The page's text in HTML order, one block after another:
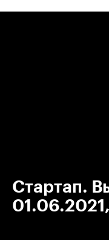
Стартап.
01.06.2021,